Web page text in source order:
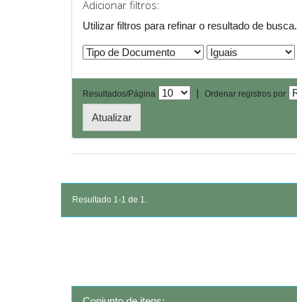
Adicionar filtros:
Utilizar filtros para refinar o resultado de busca.
Resultados/Página | Ordenar registros por
Resultado 1-1 de 1.